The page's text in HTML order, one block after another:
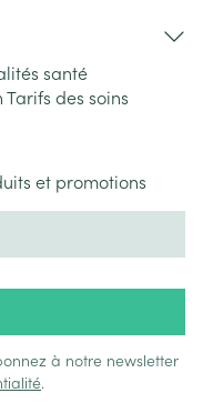
santé
Tarifs des soins
et promotions
à notre newsletter
.